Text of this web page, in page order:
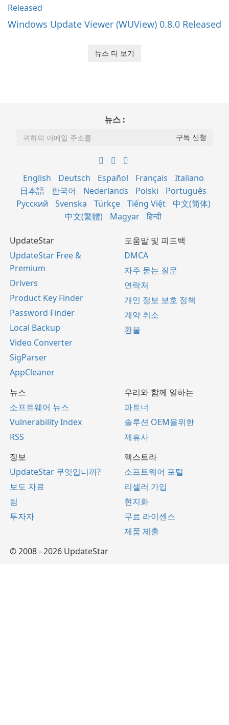
Windows Update Viewer (WUView) 0.8.0 Released
뉴스 더 보기
뉴스 :
English Deutsch Español Français
Italiano
日本語
한국어 Nederlands Polski
Português
Русский
Svenska Türkçe Tiếng Việt
中文(简体)
中文(繁體)
Magyar हिन्दी
UpdateStar
UpdateStar Free &
Premium
Drivers
Product Key Finder
Password Finder
Local Backup
Video Converter
SigParser
AppCleaner
도움말 및 피드백
DMCA
자주 묻는 질문
연락처
개인 정보 보호 정책
계약 취소
환불
뉴스
소프트웨어 뉴스
Vulnerability Index
RSS
우리와 함께 일하는
파트너
솔루션 OEM을위한
제휴사
정보
UpdateStar 무엇입니까?
보도 자료
팀
투자자
엑스트라
소프트웨어 포털
리셀러 가입
현지화
무료 라이센스
제품 제출
© 2008 - 2026 UpdateStar